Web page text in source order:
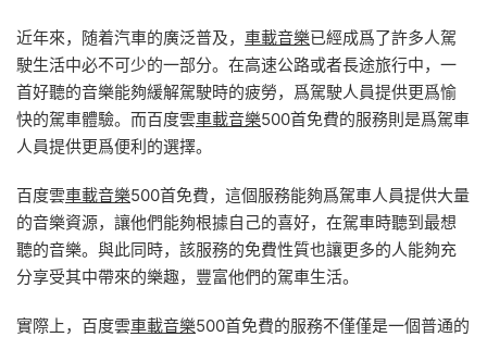
近年來，随着汽車的廣泛普及， 車載音樂已經成爲了許多人駕
駛生活中必不可少的一部分。在高速公路或者長途旅行中，一
首好聽的音樂能夠緩解駕駛時的疲勞，爲駕駛人員提供更爲愉
快的駕車體驗。而百度雲車載音樂500首免費的服務則是爲駕車
人員提供更爲便利的選擇。
百度雲車載音樂500首免費，這個服務能夠爲駕車人員提供大量
的音樂資源，讓他們能夠根據自己的喜好，在駕車時聽到最想
聽的音樂。與此同時，該服務的免費性質也讓更多的人能夠充
分享受其中帶來的樂趣，豐富他們的駕車生活。
實際上，百度雲車載音樂500首免費的服務不僅僅是一個普通的